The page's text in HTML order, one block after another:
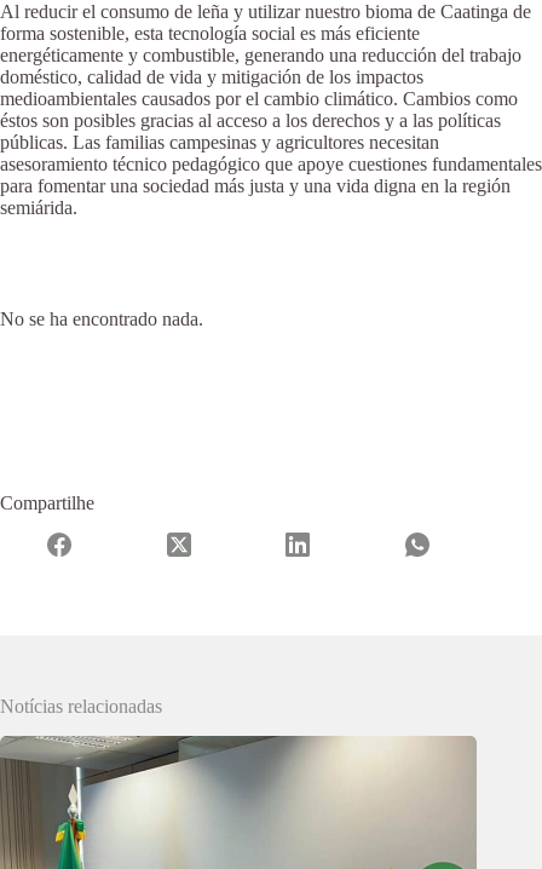
Al reducir el consumo de leña y utilizar nuestro bioma de Caatinga de
forma sostenible, esta tecnología social es más eficiente
energéticamente y combustible, generando una reducción del trabajo
doméstico, calidad de vida y mitigación de los impactos
medioambientales causados por el cambio climático. Cambios como
éstos son posibles gracias al acceso a los derechos y a las políticas
públicas. Las familias campesinas y agricultores necesitan
asesoramiento técnico pedagógico que apoye cuestiones fundamentales
para fomentar una sociedad más justa y una vida digna en la región
semiárida.
No se ha encontrado nada.
Compartilhe
Notícias relacionadas